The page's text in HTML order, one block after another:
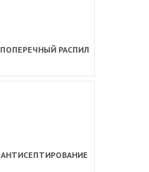
ПОПЕРЕЧНЫЙ РАСПИЛ
АНТИСЕПТИРОВАНИЕ